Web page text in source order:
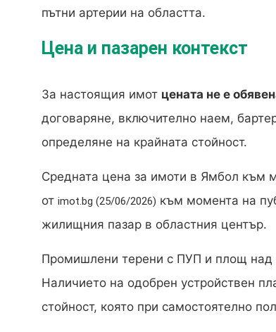
пътни артерии на областта.
Цена и пазарен контекст
За настоящия имот цената не е
договаряне, включително наем,
определяне на крайната стойност.
Средната цена за имоти в Ямбол към
от imot.bg (25/06/2026) към момента на
жилищния пазар в областния център.
Промишлени терени с ПУП и площ над
Наличието на одобрен устройствен
стойност, която при самостоятелно